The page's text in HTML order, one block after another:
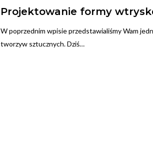
Projektowanie formy
W poprzednim wpisie przedstawialiśmy Wam
tworzyw sztucznych. Dziś…